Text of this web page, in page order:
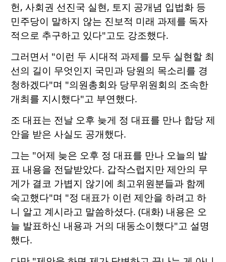
헌, 사회권 선진국 실현, 토지 공개념 입법화 등
민주당이 말하지 않는 진보적 미래 과제를 독자
적으로 추구하고 있다"고도 강조했다.
그러면서 "이런 두 시대적 과제를 모두 실현할 최
선의 길이 무엇인지 국민과 당원의 목소리를 경
청하겠다"며 "의원총회와 당무위원회의 조속한
개최를 지시했다"고 부연했다.
조 대표는 전날 오후 늦게 정 대표를 만나 합당 제
안을 받은 사실도 공개했다.
그는 "어제 늦은 오후 정 대표를 만나 오늘의 발
표 내용을 전달받았다. 갑작스럽지만 제안의 무
게가 결코 가볍지 않기에 최고위원분들과 함께
숙고했다"며 "정 대표가 이런 제안을 하려고 하
니 알고 계시라고 말씀하셨다. (대화) 내용은 오
늘 발표하신 내용과 거의 대동소이했다"고 설명
했다.